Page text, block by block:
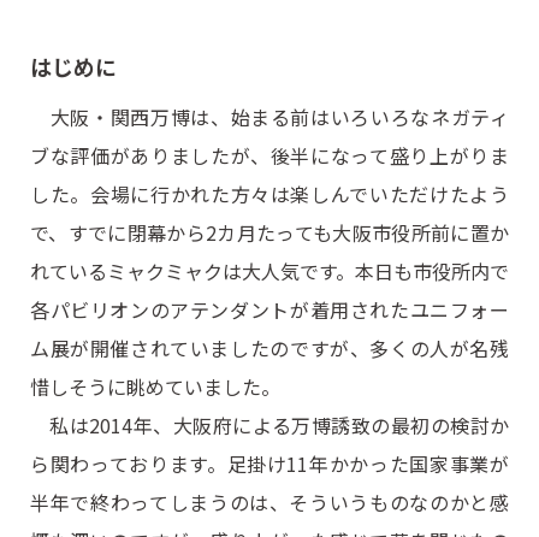
はじめに
大阪・関西万博は、始まる前はいろいろなネガティ
ブな評価がありましたが、後半になって盛り上がりま
した。会場に行かれた方々は楽しんでいただけたよう
で、すでに閉幕から2カ月たっても大阪市役所前に置か
れているミャクミャクは大人気です。本日も市役所内で
各パビリオンのアテンダントが着用されたユニフォー
ム展が開催されていましたのですが、多くの人が名残
惜しそうに眺めていました。
私は2014年、大阪府による万博誘致の最初の検討か
ら関わっております。足掛け11年かかった国家事業が
半年で終わってしまうのは、そういうものなのかと感